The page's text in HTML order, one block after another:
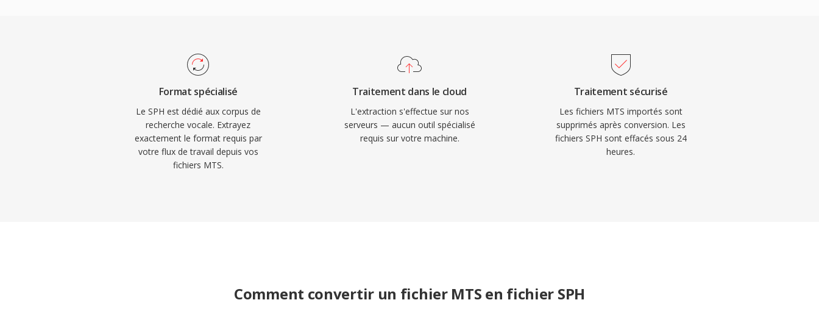
Format spécialisé
Le SPH est dédié aux corpus de
recherche vocale. Extrayez
exactement le format requis par
votre flux de travail depuis vos
fichiers MTS.
Traitement dans le cloud
L'extraction s'effectue sur nos
serveurs — aucun outil spécialisé
requis sur votre machine.
Traitement sécurisé
Les fichiers MTS importés sont
supprimés après conversion. Les
fichiers SPH sont effacés sous 24
heures.
Comment convertir un fichier MTS en fichier SPH